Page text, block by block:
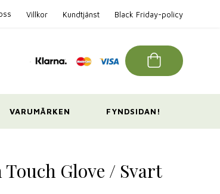
Villkor Kundtjänst Black Friday-policy
VARUMÄRKEN FYNDSIDAN!
Glove / Svart